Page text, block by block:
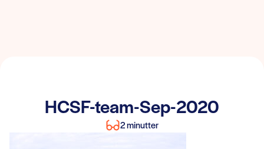
HCSF-team-Sep-2020
2 minutter